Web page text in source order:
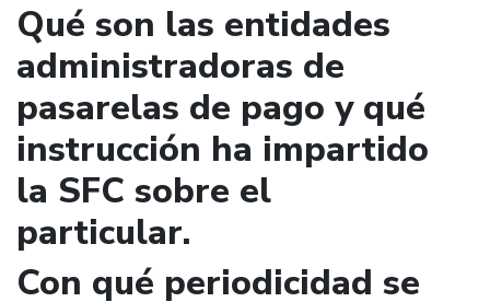
Qué son las entidades
administradoras de
pasarelas de pago y qué
instrucción ha impartido
la SFC sobre el
particular.
Con qué periodicidad se